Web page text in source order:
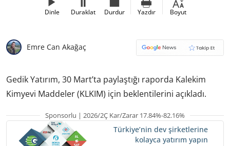
Dinle Duraklat Durdur Yazdır Boyut
Emre Can Akağaç
Gedik Yatırım, 30 Mart’ta paylaştığı raporda Kalekim
Kimyevi Maddeler (KLKIM) için beklentilerini açıkladı.
Sponsorlu | 2026/2Ç Kar/Zarar 17.84%-82.16%
Türkiye’nin dev şirketlerine
kolayca yatırım yapın